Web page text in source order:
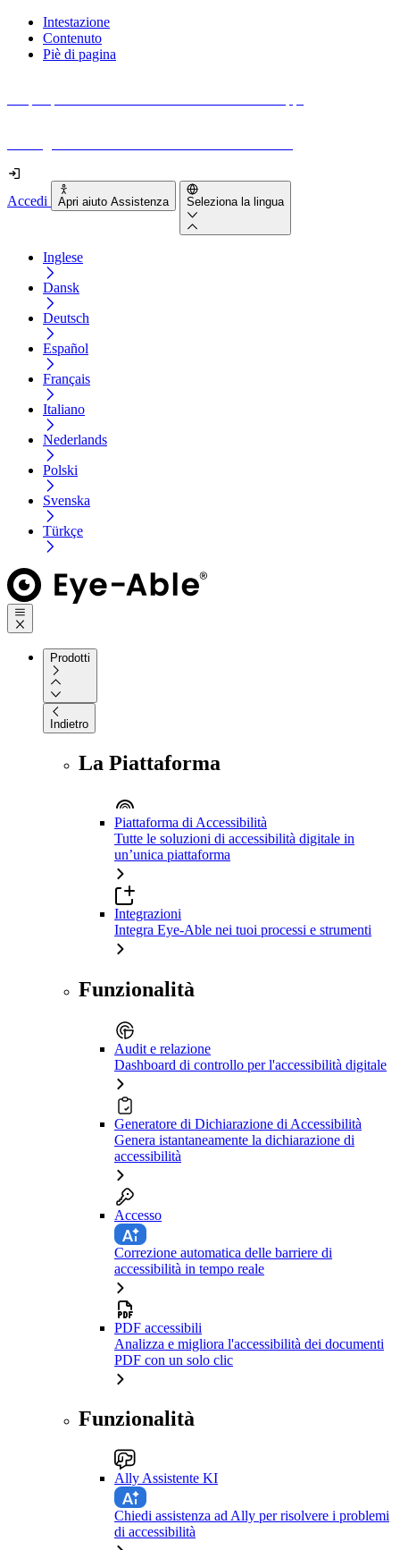
Intestazione
Contenuto
Piè di pagina
Accedi Apri aiuto Assistenza Seleziona la lingua
Inglese
Dansk
Deutsch
Español
Français
Italiano
Nederlands
Polski
Svenska
Türkçe
Prodotti
Indietro
La Piattaforma
Piattaforma di Accessibilità
Tutte le soluzioni di accessibilità digitale in
un’unica piattaforma
Integrazioni
Integra Eye-Able nei tuoi processi e strumenti
Funzionalità
Audit e relazione
Dashboard di controllo per l'accessibilità digitale
Generatore di Dichiarazione di Accessibilità
Genera istantaneamente la dichiarazione di
accessibilità
Accesso
Correzione automatica delle barriere di
accessibilità in tempo reale
PDF accessibili
Analizza e migliora l'accessibilità dei documenti
PDF con un solo clic
Funzionalità
Ally Assistente KI
Chiedi assistenza ad Ally per risolvere i problemi
di accessibilità